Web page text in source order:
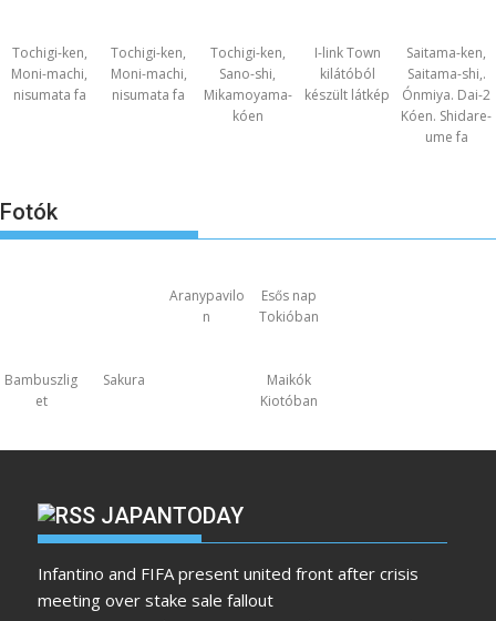
Tochigi-ken,
Moni-machi,
nisumata fa
Tochigi-ken,
Moni-machi,
nisumata fa
Tochigi-ken,
Sano-shi,
Mikamoyama-
kóen
I-link Town
kilátóból
készült látkép
Saitama-ken,
Saitama-shi,.
Ónmiya. Dai-2
Kóen. Shidare-
ume fa
Fotók
Aranypavilo
n
Esős nap
Tokióban
Bambuszlig
et
Sakura
Maikók
Kiotóban
JAPANTODAY
Infantino and FIFA present united front after crisis
meeting over stake sale fallout